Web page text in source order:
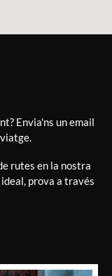
Envia'ns un email
rutes en la nostra
prova a través